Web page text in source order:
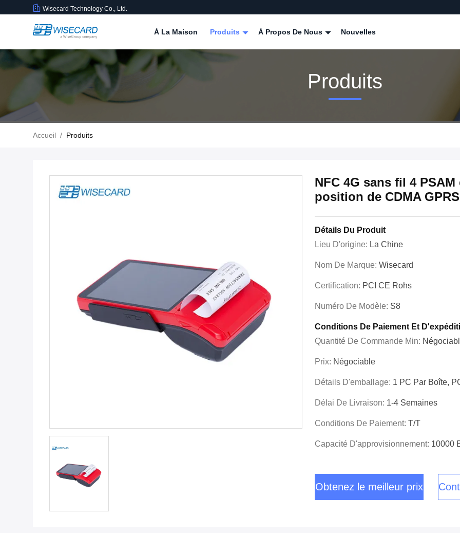
Wisecard Technology Co., Ltd.
À La Maison Produits À Propos De Nous Nouvelles
Produits
Accueil / Produits
NFC 4G sans fil 4
position de CDMA
Détails Du Produit
Lieu D'origine: La Chine
Nom De Marque: Wisecard
Certification: PCI CE Rohs
Numéro De Modèle: S8
Conditions De Paiement Et
Quantité De Commande Min:
Prix: Négociable
Détails D'emballage: 1 PC Par Boîte,
Délai De Livraison: 1-4 Semaines
Conditions De Paiement: T/T
Capacité D'approvisionnement: 10000
Obtenez le meilleur prix